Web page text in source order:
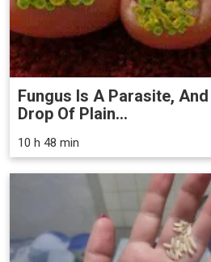
Fungus Is A Parasite,
Drop Of Plain...
10 h 48 min